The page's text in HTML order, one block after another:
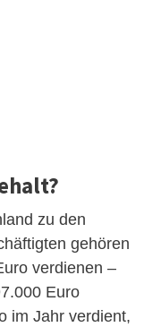
zu den
gehören
verdienen –
Euro
im Jahr verdient,